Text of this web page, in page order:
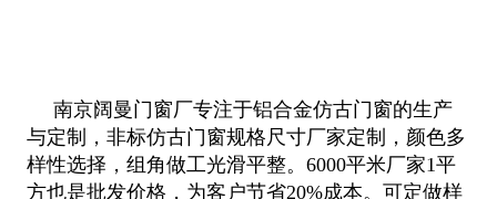
南京阔曼门窗厂专注于铝合金仿古门窗的生产
与定制，非标仿古门窗规格尺寸厂家定制，颜色多
样性选择，组角做工光滑平整。6000平米厂家1平
方也是批发价格，为客户节省20%成本。可定做样